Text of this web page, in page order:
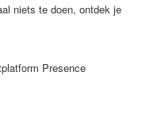
niets te doen, ontdek je
Presence